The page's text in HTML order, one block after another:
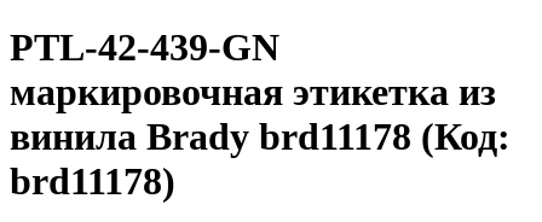
PTL-42-439-GN
маркировочная этикетка из
винила Brady brd11178 (Код:
brd11178)